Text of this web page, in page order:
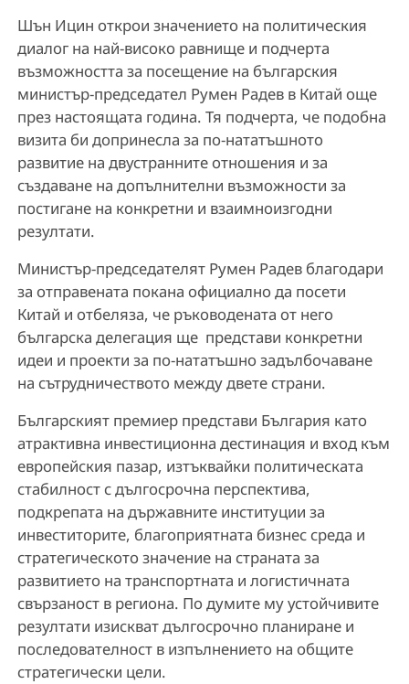
Шън Ицин открои значението на политическия
диалог на най-високо равнище и подчерта
възможността за посещение на българския
министър-председател Румен Радев в Китай още
през настоящата година. Тя подчерта, че подобна
визита би допринесла за по-нататъшното
развитие на двустранните отношения и за
създаване на допълнителни възможности за
постигане на конкретни и взаимноизгодни
резултати.
Министър-председателят Румен Радев благодари
за отправената покана официално да посети
Китай и отбеляза, че ръководената от него
българска делегация ще представи конкретни
идеи и проекти за по-нататъшно задълбочаване
на сътрудничеството между двете страни.
Българският премиер представи България като
атрактивна инвестиционна дестинация и вход към
европейския пазар, изтъквайки политическата
стабилност с дългосрочна перспектива,
подкрепата на държавните институции за
инвеститорите, благоприятната бизнес среда и
стратегическото значение на страната за
развитието на транспортната и логистичната
свързаност в региона. По думите му устойчивите
резултати изискват дългосрочно планиране и
последователност в изпълнението на общите
стратегически цели.